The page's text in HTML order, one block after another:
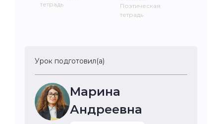
тетрадь
Поэтическая
тетрадь
Урок подготовил(а)
Марина
Андреевна